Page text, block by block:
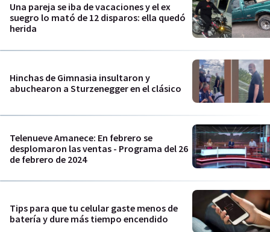
Una pareja se iba de vacaciones y el ex
suegro lo mató de 12 disparos: ella quedó
herida
Hinchas de Gimnasia insultaron y
abuchearon a Sturzenegger en el clásico
Telenueve Amanece: En febrero se
desplomaron las ventas - Programa del 26
de febrero de 2024
Tips para que tu celular gaste menos de
batería y dure más tiempo encendido